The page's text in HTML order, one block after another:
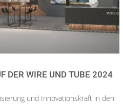
DER WIRE UND TUBE 2024
und Innovationskraft in den